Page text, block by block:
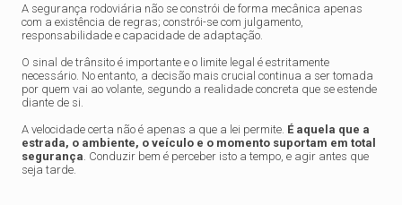
A segurança rodoviária não se constrói de forma mecânica apenas
com a existência de regras; constrói-se com julgamento,
responsabilidade e capacidade de adaptação.
O sinal de trânsito é importante e o limite legal é estritamente
necessário. No entanto, a decisão mais crucial continua a ser tomada
por quem vai ao volante, segundo a realidade concreta que se estende
diante de si.
A velocidade certa não é apenas a que a lei permite. É aquela que a
estrada, o ambiente, o veículo e o momento suportam em total
segurança . Conduzir bem é perceber isto a tempo, e agir antes que
seja tarde.